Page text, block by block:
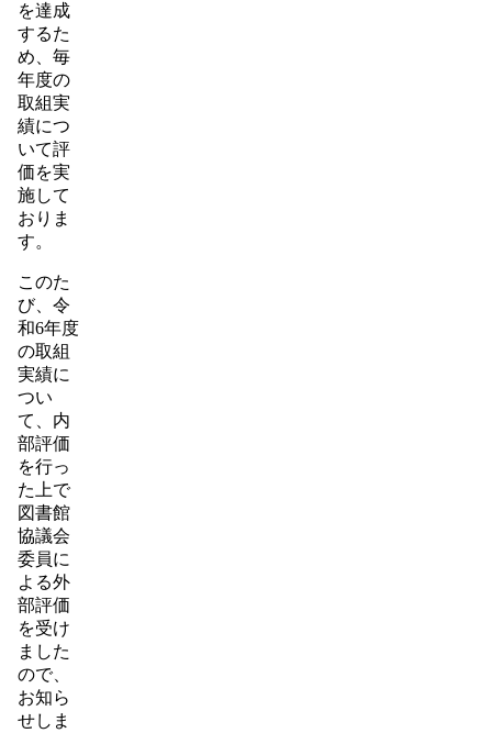
を達成
するた
め、毎
年度の
取組実
績につ
いて評
価を実
施して
おりま
す。
このた
び、令
和6年度
の取組
実績に
つい
て、内
部評価
を行っ
た上で
図書館
協議会
委員に
よる外
部評価
を受け
ました
ので、
お知ら
せしま